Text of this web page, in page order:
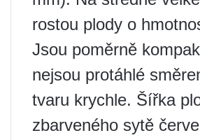
rostou plody o
Jsou poměrně
nejsou protáhlé
tvaru krychle. Šířka
zbarveného sytě